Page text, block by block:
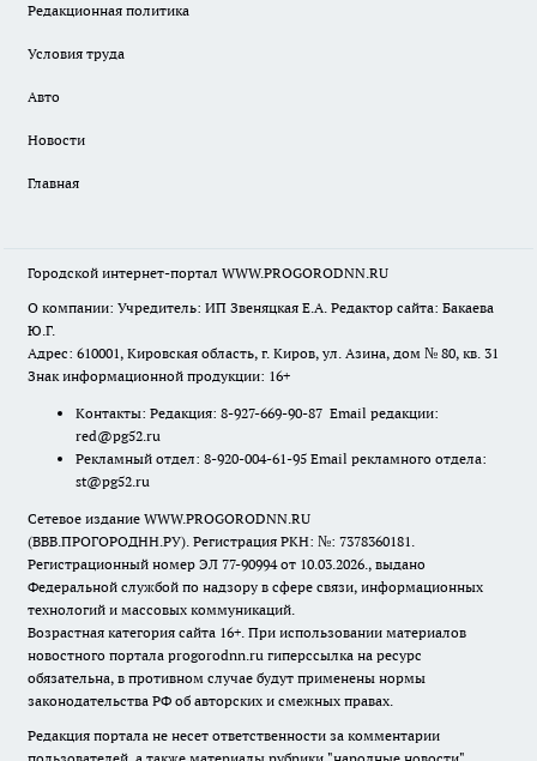
Редакционная политика
Условия труда
Авто
Новости
Главная
Городской интернет-портал WWW.PROGORODNN.RU
О компании: Учредитель: ИП Звеняцкая Е.А. Редактор сайта: Бакаева
Ю.Г.
Адрес: 610001, Кировская область, г. Киров, ул. Азина, дом № 80, кв. 31
Знак информационной продукции: 16+
Контакты: Редакция: 8-927-669-90-87 Email редакции:
red@pg52.ru
Рекламный отдел: 8-920-004-61-95 Email рекламного отдела:
st@pg52.ru
Сетевое издание WWW.PROGORODNN.RU
(ВВВ.ПРОГОРОДНН.РУ). Регистрация РКН: №: 7378360181.
Регистрационный номер ЭЛ 77-90994 от 10.03.2026., выдано
Федеральной службой по надзору в сфере связи, информационных
технологий и массовых коммуникаций.
Возрастная категория сайта 16+. При использовании материалов
новостного портала progorodnn.ru гиперссылка на ресурс
обязательна, в противном случае будут применены нормы
законодательства РФ об авторских и смежных правах.
Редакция портала не несет ответственности за комментарии